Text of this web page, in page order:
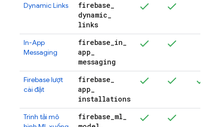
Dynamic Links firebase_
dynamic_
links
In-App
Messaging
firebase_in_
app_
messaging
Firebaselượt
cài đặt
firebase_
app_
installations
Trình tải mô
firebase_ml_